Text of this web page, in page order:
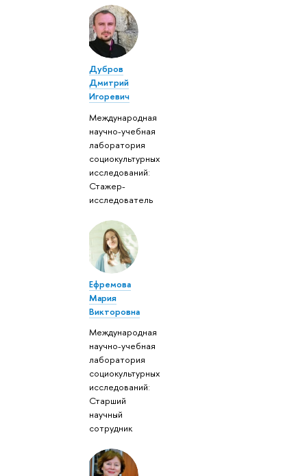
Дубров
Дмитрий
Игоревич
Международная
научно-учебная
лаборатория
социокультурных
исследований:
Стажер-
исследователь
Ефремова
Мария
Викторовна
Международная
научно-учебная
лаборатория
социокультурных
исследований:
Старший
научный
сотрудник